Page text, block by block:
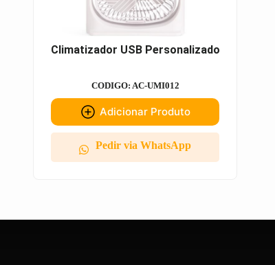
Climatizador USB Personalizado
CODIGO: AC-UMI012
Adicionar Produto
Pedir via WhatsApp